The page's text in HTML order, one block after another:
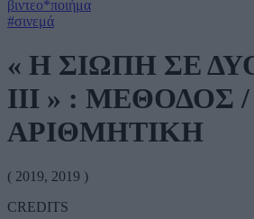
βιντεο*ποιήμα
#σινεμά
« Η ΣΙΩΠΗ ΣΕ
IIΙ » : ΜΕΘΟΔΟΣ /
ΑΡΙΘΜΗΤΙΚΗ
( 2019, 2019 )
CREDITS